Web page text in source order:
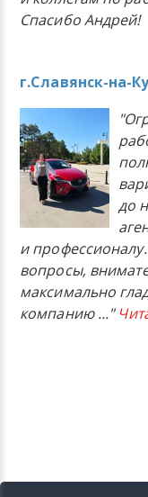
Спасибо Андрей!
г.Славянск-на-
до
и
вопросы,
максимально
компанию..."